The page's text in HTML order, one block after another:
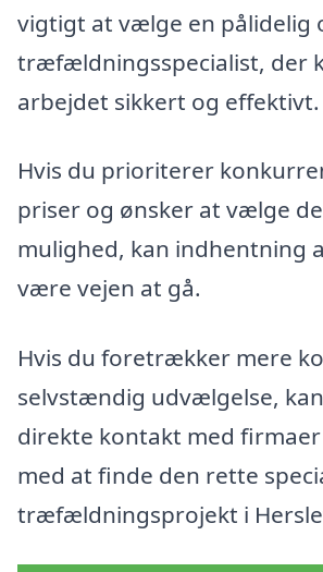
vigtigt at vælge en pålidelig
træfældningsspecialist, der
arbejdet sikkert og effektivt.
Hvis du prioriterer
priser og ønsker at vælge
mulighed, kan indhentning
være vejen at gå.
Hvis du foretrækker mere
selvstændig udvælgelse,
direkte kontakt med
med at finde den rette
træfældningsprojekt i